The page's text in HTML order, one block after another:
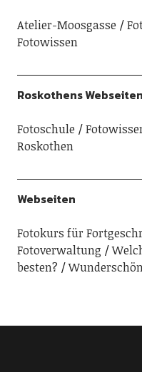
Atelier-Moosgasse
Fotowissen
Roskothens Webseiten
Fotoschule
Roskothen
Webseiten
Fotokurs für
Fotoverwaltung
besten?